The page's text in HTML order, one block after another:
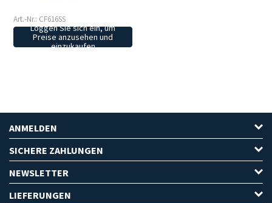
Art.-Nr.: CF616SS
Loggen Sie sich ein, um
Preise anzusehen und
einzukaufen
ANMELDEN
SICHERE ZAHLUNGEN
NEWSLETTER
LIEFERUNGEN